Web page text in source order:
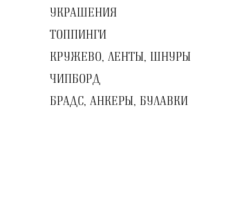
УКРАШЕНИЯ
ТОППИНГИ
КРУЖЕВО, ЛЕНТЫ, ШНУРЫ
ЧИПБОРД
БРАДС, АНКЕРЫ, БУЛАВКИ